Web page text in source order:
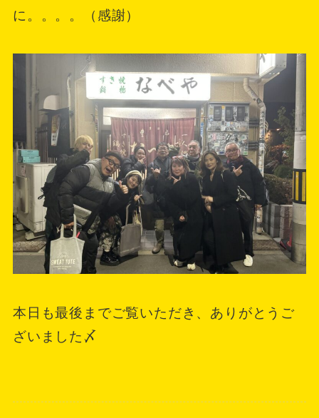
に。。。。（感謝）
本日も最後までご覧いただき、ありがとうご
ざいました〆